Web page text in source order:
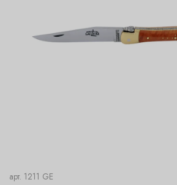
арт. 1211 GE